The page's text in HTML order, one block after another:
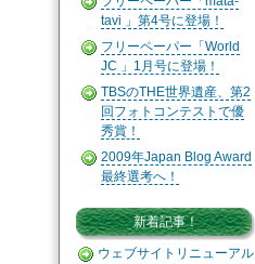
tavi 」第4号に登場！
フリーペーパー「World
JC 」1月号に登場！
TBSのTHE世界遺産、第2
回フォトコンテストで優
秀賞！
2009年Japan Blog Award
最終選考へ！
新着記事！
ウェブサイトリニューアル